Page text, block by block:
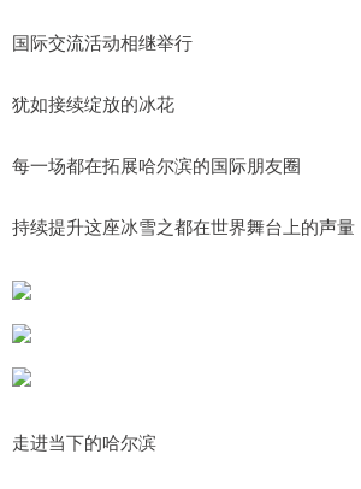
国际交流活动相继举行
犹如接续绽放的冰花
每一场都在拓展哈尔滨的国际朋友圈
持续提升这座冰雪之都在世界舞台上的声量
走进当下的哈尔滨